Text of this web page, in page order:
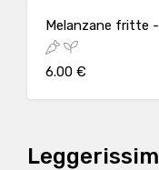
Melanzane fritte
6.00 €